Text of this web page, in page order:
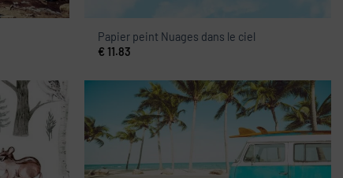
Papier peint Nuages dans le ciel
€ 11.83